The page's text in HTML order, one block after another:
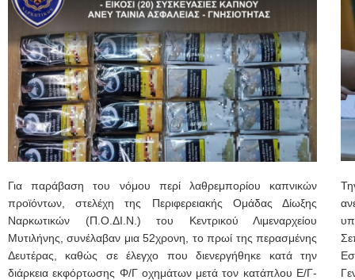
Για παράβαση του νόμου περί λαθρεμπορίου καπνικών
προϊόντων, στελέχη της Περιφερειακής Ομάδας Δίωξης
Ναρκωτικών (Π.Ο.ΔΙ.Ν.) του Κεντρικού Λιμεναρχείου
Μυτιλήνης, συνέλαβαν μια 52χρονη, το πρωί της περασμένης
Δευτέρας, καθώς σε έλεγχο που διενεργήθηκε κατά την
διάρκεια εκφόρτωσης Φ/Γ οχημάτων μετά τον κατάπλου Ε/Γ-